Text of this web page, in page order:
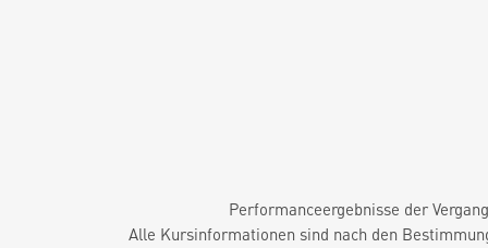
Performanceergebnisse der
Alle Kursinformationen sind nach den